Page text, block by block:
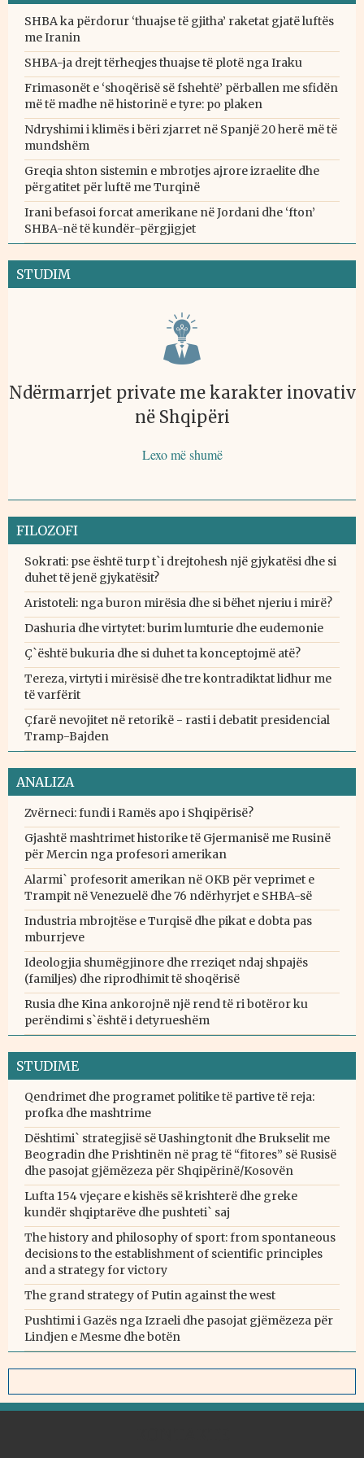
SHBA ka përdorur ‘thuajse të gjitha’ raketat gjatë luftës
me Iranin
SHBA-ja drejt tërheqjes thuajse të plotë nga Iraku
Frimasonët e ‘shoqërisë së fshehtë’ përballen me sfidën
më të madhe në historinë e tyre: po plaken
Ndryshimi i klimës i bëri zjarret në Spanjë 20 herë më të
mundshëm
Greqia shton sistemin e mbrotjes ajrore izraelite dhe
përgatitet për luftë me Turqinë
Irani befasoi forcat amerikane në Jordani dhe ‘fton’
SHBA-në të kundër-përgjigjet
STUDIM
Ndërmarrjet private me karakter inovativ
në Shqipëri
Lexo më shumë
FILOZOFI
Sokrati: pse është turp t`i drejtohesh një gjykatësi dhe si
duhet të jenë gjykatësit?
Aristoteli: nga buron mirësia dhe si bëhet njeriu i mirë?
Dashuria dhe virtytet: burim lumturie dhe eudemonie
Ç`është bukuria dhe si duhet ta konceptojmë atë?
Tereza, virtyti i mirësisë dhe tre kontradiktat lidhur me
të varfërit
Çfarë nevojitet në retorikë - rasti i debatit presidencial
Tramp-Bajden
ANALIZA
Zvërneci: fundi i Ramës apo i Shqipërisë?
Gjashtë mashtrimet historike të Gjermanisë me Rusinë
për Mercin nga profesori amerikan
Alarmi` profesorit amerikan në OKB për veprimet e
Trampit në Venezuelë dhe 76 ndërhyrjet e SHBA-së
Industria mbrojtëse e Turqisë dhe pikat e dobta pas
mburrjeve
Ideologjia shumëgjinore dhe rreziqet ndaj shpajës
(familjes) dhe riprodhimit të shoqërisë
Rusia dhe Kina ankorojnë një rend të ri botëror ku
perëndimi s`është i detyrueshëm
STUDIME
Qendrimet dhe programet politike të partive të reja:
profka dhe mashtrime
Dështimi` strategjisë së Uashingtonit dhe Brukselit me
Beogradin dhe Prishtinën në prag të “fitores” së Rusisë
dhe pasojat gjëmëzeza për Shqipërinë/Kosovën
Lufta 154 vjeçare e kishës së krishterë dhe greke
kundër shqiptarëve dhe pushteti` saj
The history and philosophy of sport: from spontaneous
decisions to the establishment of scientific principles
and a strategy for victory
The grand strategy of Putin against the west
Pushtimi i Gazës nga Izraeli dhe pasojat gjëmëzeza për
Lindjen e Mesme dhe botën